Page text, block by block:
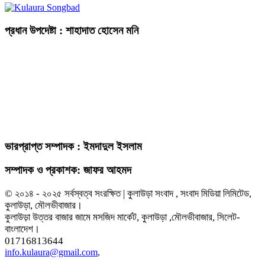
প্রধান উপদেষ্টা : শাহাদাত হোসেন মনি
ভারপ্রাপ্ত সম্পাদক : ইমদাদুল ইসলাম
সম্পাদক ও প্রকাশক: জাফর আহমদ
© ২০১৪ - ২০২৫ সর্বস্বত্ব সংরক্ষিত | কুলাউড়া সংবাদ , সংবাদ মিডিয়া লিমিটেড,
কুলাউড়া, মৌলভীবাজার।
কুলাউড়া উত্তর বাজার জামে মসজিদ মার্কেট, কুলাউড়া ,মৌলভীবাজার, সিলেট-
বাংলাদেশ।
01716813644
info.kulaura@gmail.com,